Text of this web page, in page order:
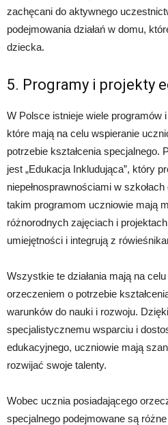
zachęcani do aktywnego
podejmowania działań w domu,
dziecka.
5. Programy i projekty
W Polsce istnieje wiele programów
które mają na celu wspieranie
potrzebie kształcenia specjalnego.
jest „Edukacja Inkludująca”, który
niepełnosprawnościami w
takim programom uczniowie mają
różnorodnych zajęciach i
umiejętności i integrują z
Wszystkie te działania mają na
orzeczeniem o potrzebie
warunków do nauki i rozwoju.
specjalistycznemu wsparciu i
edukacyjnego, uczniowie mają
rozwijać swoje talenty.
Wobec ucznia posiadającego
specjalnego podejmowane są różne